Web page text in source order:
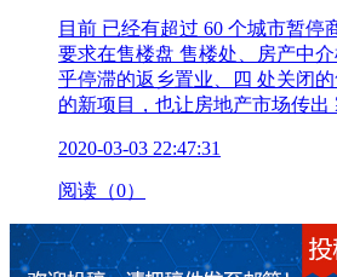
目前 已经有超过 60 个城市暂停
要求在售楼盘 售楼处、房产中
乎停滞的返乡置业、四 处关闭
的新项目，也让房地产市场传出
2020-03-03 22:47:31
阅读（0）